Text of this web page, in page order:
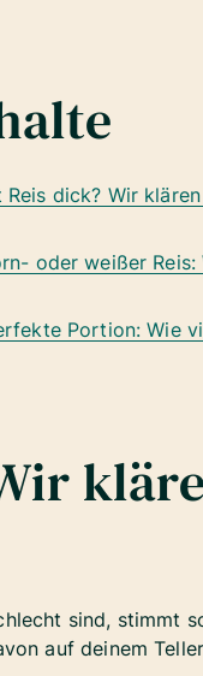
Reis dick? Wir
oder weißer
Portion: Wie
sind, stimmt
auf deinem